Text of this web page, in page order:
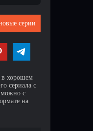
серии
в хорошем
сериала с
можно с
на